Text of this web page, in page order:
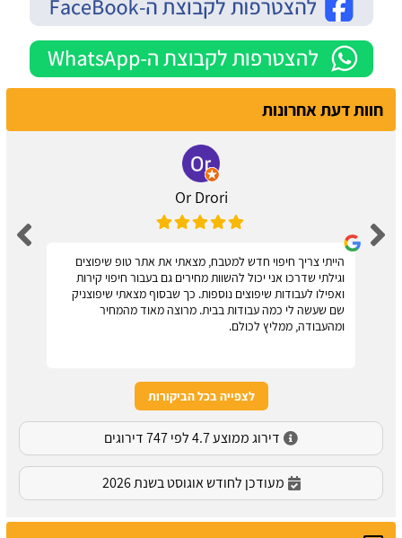
חוות דעת אחרונות
Or Drori
הייתי צריך חיפוי חדש למטבח, מצאתי את אתר טופ שיפוצים
וגילתי שדרכו אני יכול להשוות מחירים גם בעבור חיפוי קירות
ואפילו לעבודות שיפוצים נוספות. כך שבסוף מצאתי שיפוצניק
שם שעשה לי כמה עבודות בבית. מרוצה מאוד מהמחיר
ומהעבודה, ממליץ לכולם.
לצפייה בכל הביקורות
דירוג ממוצע 4.7 לפי 747 דירוגים
מעודכן לחודש אוגוסט בשנת 2026